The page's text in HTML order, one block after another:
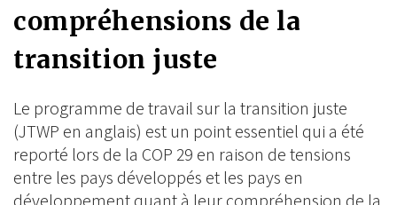
compréhensions de la
transition juste
Le programme de travail sur la transition juste
(JTWP en anglais) est un point essentiel qui a été
reporté lors de la COP 29 en raison de tensions
entre les pays développés et les pays en